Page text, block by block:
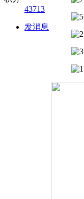
43713
发消息